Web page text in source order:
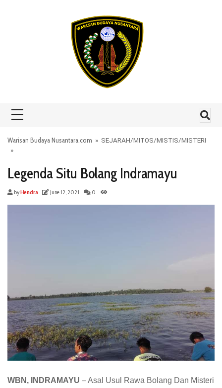
Warisan Budaya Nusantara.com » SEJARAH/MITOS/MISTIS/MISTERI
»
Legenda Situ Bolang Indramayu
byHendra June 12, 2021 0
WBN, INDRAMAYU – Asal Usul Rawa Bolang Dan Misteri